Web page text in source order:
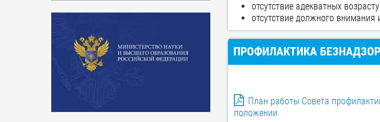
отсутствие адекватных
отсутствие должного внимания
ПРОФИЛАКТИКА
План работы Совета
положении